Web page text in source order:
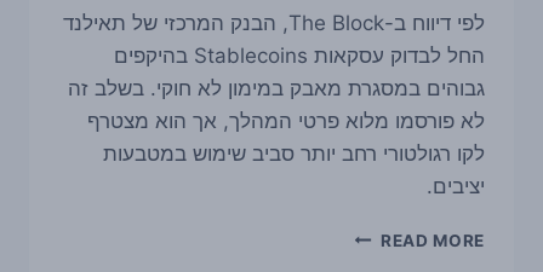
לפי דיווח ב-The Block, הבנק המרכזי של תאילנד
החל לבדוק עסקאות Stablecoins בהיקפים
גבוהים במסגרת מאבק במימון לא חוקי. בשלב זה
לא פורסמו מלוא פרטי המהלך, אך הוא מצטרף
לקו רגולטורי רחב יותר סביב שימוש במטבעות
יציבים.
READ MORE דיווח: